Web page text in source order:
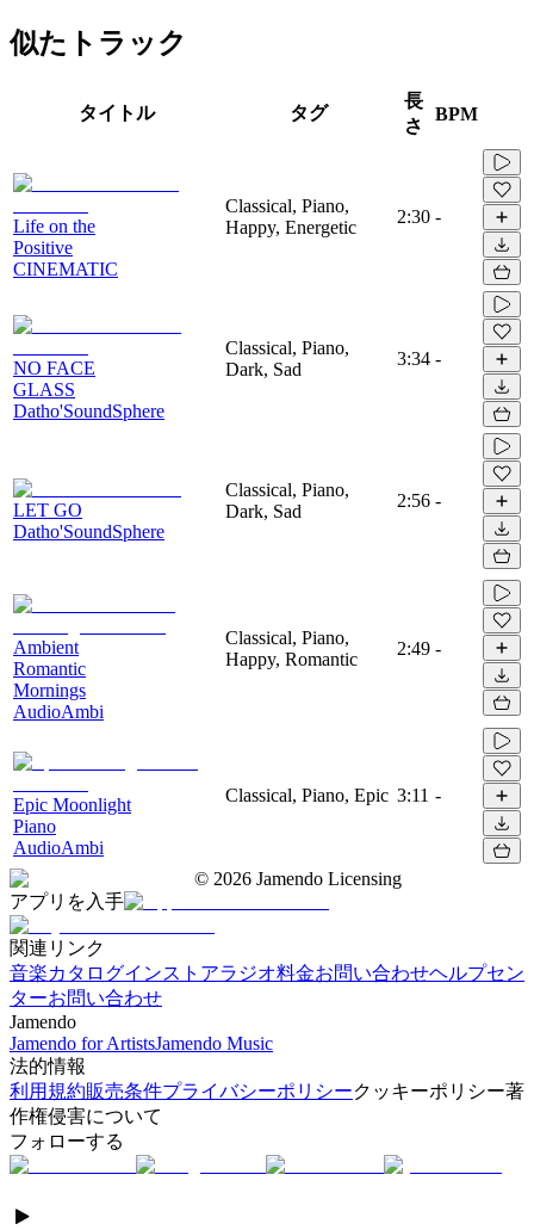
似たトラック
タイトル タグ
長
さ
BPM
Life on the
Positive
CINEMATIC
Classical, Piano,
Happy, Energetic
2:30 -
NO FACE
GLASS
Datho'SoundSphere
Classical, Piano,
Dark, Sad
3:34 -
LET GO
Datho'SoundSphere
Classical, Piano,
Dark, Sad
2:56 -
Ambient
Romantic
Mornings
AudioAmbi
Classical, Piano,
Happy, Romantic
2:49 -
Epic Moonlight
Piano
AudioAmbi
Classical, Piano, Epic 3:11 -
© 2026 Jamendo Licensing
アプリを入手
関連リンク
音楽カタログインストアラジオ料金お問い合わせヘルプセン
ターお問い合わせ
Jamendo
Jamendo for ArtistsJamendo Music
法的情報
利用規約販売条件プライバシーポリシークッキーポリシー著
作権侵害について
フォローする